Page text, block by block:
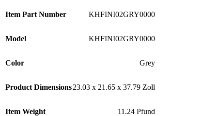
Item Part Number KHFINI02GRY0000
Model KHFINI02GRY0000
Color Grey
Product Dimensions23.03 x 21.65 x 37.79 Zoll
Item Weight 11.24 Pfund